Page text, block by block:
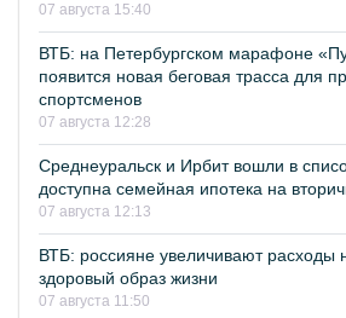
07 августа 15:40
ВТБ: на Петербургском марафоне
появится новая беговая трасса для
спортсменов
07 августа 12:28
Среднеуральск и Ирбит вошли в
доступна семейная ипотека на
07 августа 12:13
ВТБ: россияне увеличивают расходы
здоровый образ жизни
07 августа 11:50